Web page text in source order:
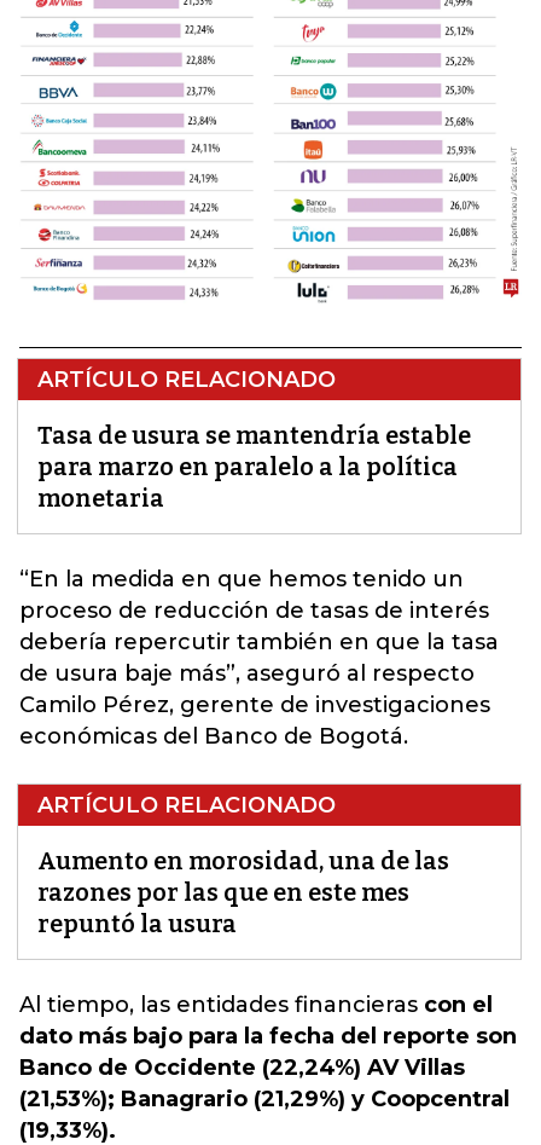
ARTÍCULO RELACIONADO
Tasa de usura se mantendría estable
para marzo en paralelo a la política
monetaria
“En la medida en que hemos tenido un
proceso de reducción de tasas de interés
debería repercutir también en que la tasa
de usura baje más”, aseguró al respecto
Camilo Pérez, gerente de investigaciones
económicas del Banco de Bogotá.
ARTÍCULO RELACIONADO
Aumento en morosidad, una de las
razones por las que en este mes
repuntó la usura
Al tiempo, las entidades financieras con el
dato más bajo para la fecha del reporte son
Banco de Occidente (22,24%) AV Villas
(21,53%); Banagrario (21,29%) y Coopcentral
(19,33%).